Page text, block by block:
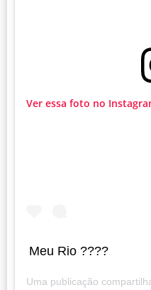
Ver essa foto no
Meu Rio ????
Uma publicação